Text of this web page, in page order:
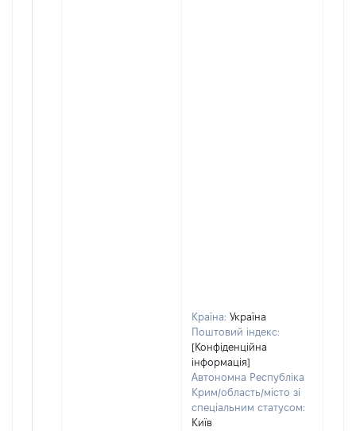
Країна: Україна
Поштовий індекс:
[Конфіденційна
інформація]
Автономна Республіка
Крим/область/місто зі
спеціальним статусом:
Київ